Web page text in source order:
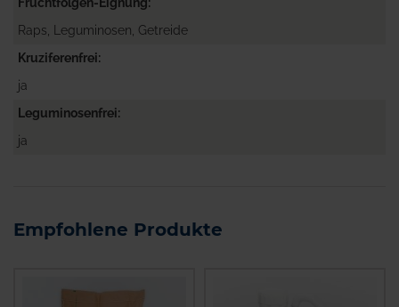
Raps, Leguminosen, Getreide
Kruziferenfrei
ja
Leguminosenfrei
ja
Empfohlene Produkte